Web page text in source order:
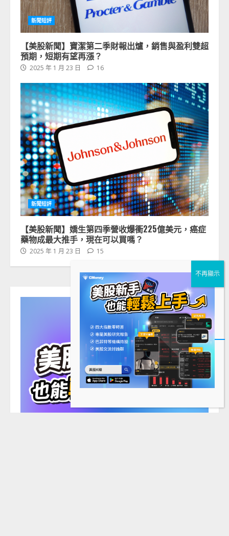
新聞短評
【美股新聞】寶潔第二季財報出爐，銷售與盈利雙超
預期，短期有望再漲？
2025 年 1 月 23 日 16
新聞短評
【美股新聞】嬌生第四季營收爆衝225億美元，癌症
藥物成最大推手，現在可以買嗎？
2025 年 1 月 23 日 15